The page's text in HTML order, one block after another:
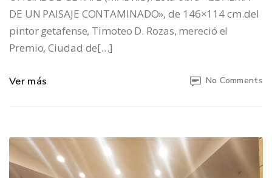
DE UN PAISAJE CONTAMINADO», de 146×114 cm.del
pintor getafense, Timoteo D. Rozas, mereció el
Premio, Ciudad de[…]
Ver más No Comments